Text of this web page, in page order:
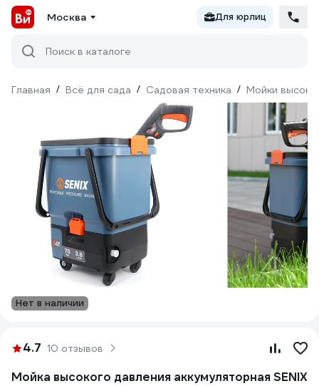
Москва Для юрлиц
Поиск в каталоге
Главная / Всё для сада / Садовая техника / Мойки
Нет в наличии
4.7 10 отзывов
Мойка высокого давления аккумуляторная SENIX